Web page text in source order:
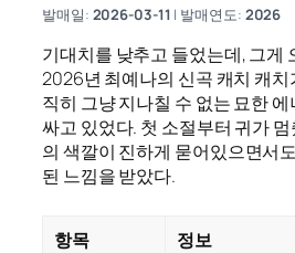
발매일: 2026-03-11 | 발매연도: 2026
기대치를 낮추고 들었는데, 그게
2026년 최예나의 신곡 캐치 캐
직히 그냥 지나칠 수 없는 묘한
싸고 있었다. 첫 소절부터 귀가
의 색깔이 진하게 묻어있으면서
된 느낌을 받았다.
항목
정보